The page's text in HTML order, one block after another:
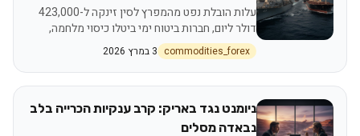
עלות הובלת נפט מהמפרץ לסין זינקה ל-423,000
דולר ליום, חברות ביטוח ימי ביטלו כיסוי מלחמה,
וארה"ב בוחנת תמיכה ממשלתית בביטוח מכליות
commodities_forex 3 במרץ 2026
ניומנט נגד באריק: קרב ענקיות הכרייה בלב
נבאדה מסלים